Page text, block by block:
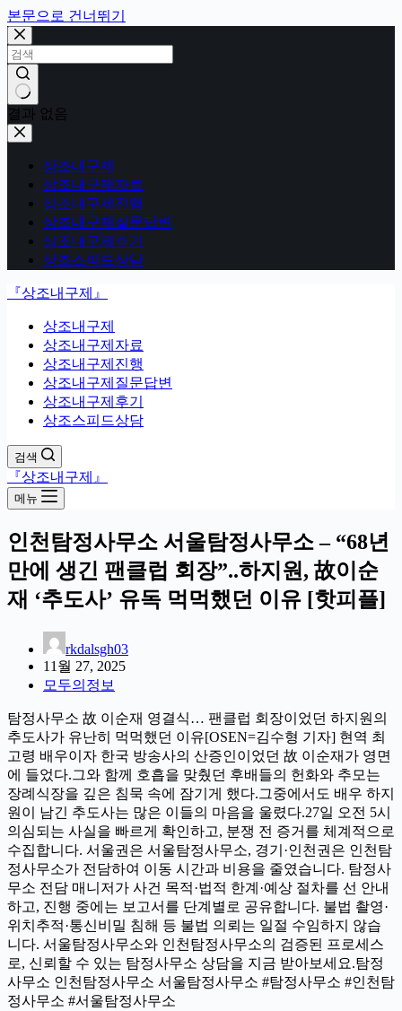
본문으로 건너뛰기
결과 없음
상조내구제
상조내구제자료
상조내구제진행
상조내구제질문답변
상조내구제후기
상조스피드상담
『상조내구제』
상조내구제
상조내구제자료
상조내구제진행
상조내구제질문답변
상조내구제후기
상조스피드상담
검색
『상조내구제』
메뉴
인천탐정사무소 서울탐정사무소 – “68년
만에 생긴 팬클럽 회장”..하지원, 故이순
재 ‘추도사’ 유독 먹먹했던 이유 [핫피플]
rkdalsgh03
11월 27, 2025
모두의정보
탐정사무소 故 이순재 영결식… 팬클럽 회장이었던 하지원의
추도사가 유난히 먹먹했던 이유[OSEN=김수형 기자] 현역 최
고령 배우이자 한국 방송사의 산증인이었던 故 이순재가 영면
에 들었다.그와 함께 호흡을 맞췄던 후배들의 헌화와 추모는
장례식장을 깊은 침묵 속에 잠기게 했다.그중에서도 배우 하지
원이 남긴 추도사는 많은 이들의 마음을 울렸다.27일 오전 5시
의심되는 사실을 빠르게 확인하고, 분쟁 전 증거를 체계적으로
수집합니다. 서울권은 서울탐정사무소, 경기·인천권은 인천탐
정사무소가 전담하여 이동 시간과 비용을 줄였습니다. 탐정사
무소 전담 매니저가 사건 목적·법적 한계·예상 절차를 선 안내
하고, 진행 중에는 보고서를 단계별로 공유합니다. 불법 촬영·
위치추적·통신비밀 침해 등 불법 의뢰는 일절 수임하지 않습
니다. 서울탐정사무소와 인천탐정사무소의 검증된 프로세스
로, 신뢰할 수 있는 탐정사무소 상담을 지금 받아보세요.탐정
사무소 인천탐정사무소 서울탐정사무소 #탐정사무소 #인천탐
정사무소 #서울탐정사무소